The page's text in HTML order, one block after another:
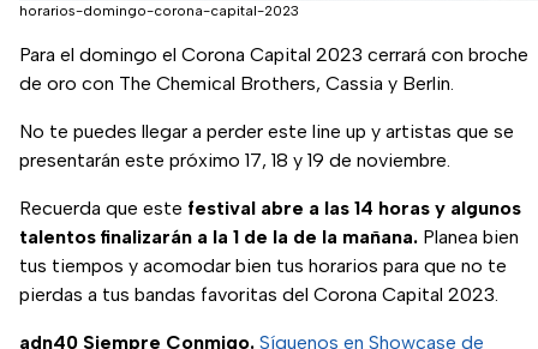
horarios-domingo-corona-capital-2023
Para el domingo el Corona Capital 2023 cerrará con broche
de oro con The Chemical Brothers, Cassia y Berlin.
No te puedes llegar a perder este line up y artistas que se
presentarán este próximo 17, 18 y 19 de noviembre.
Recuerda que este festival abre a las 14 horas y algunos
talentos finalizarán a la 1 de la de la mañana. Planea bien
tus tiempos y acomodar bien tus horarios para que no te
pierdas a tus bandas favoritas del Corona Capital 2023.
adn40 Siempre Conmigo. Síguenos en Showcase de